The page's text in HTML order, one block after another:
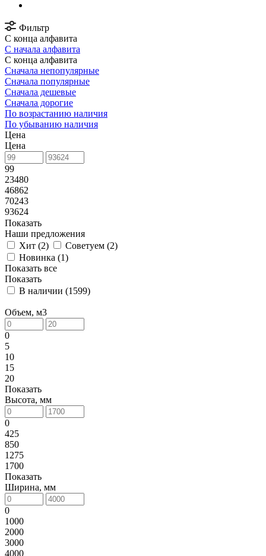
Фильтр
С конца алфавита
С начала алфавита
С конца алфавита
Сначала непопулярные
Сначала популярные
Сначала дешевые
Сначала дорогие
По возрастанию наличия
По убыванию наличия
Цена
Цена
99
23480
46862
70243
93624
Показать
Наши предложения
Хит (2) Советуем (2)
Новинка (1)
Показать все
Показать
В наличии (1599)
Объем, м3
0
5
10
15
20
Показать
Высота, мм
0
425
850
1275
1700
Показать
Ширина, мм
0
1000
2000
3000
4000